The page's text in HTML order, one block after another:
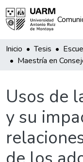
Inicio Tesis
Maestría en
Usos de
y su